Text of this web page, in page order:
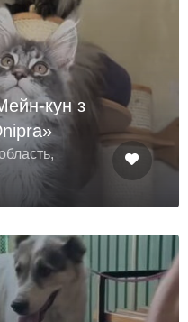
кун з